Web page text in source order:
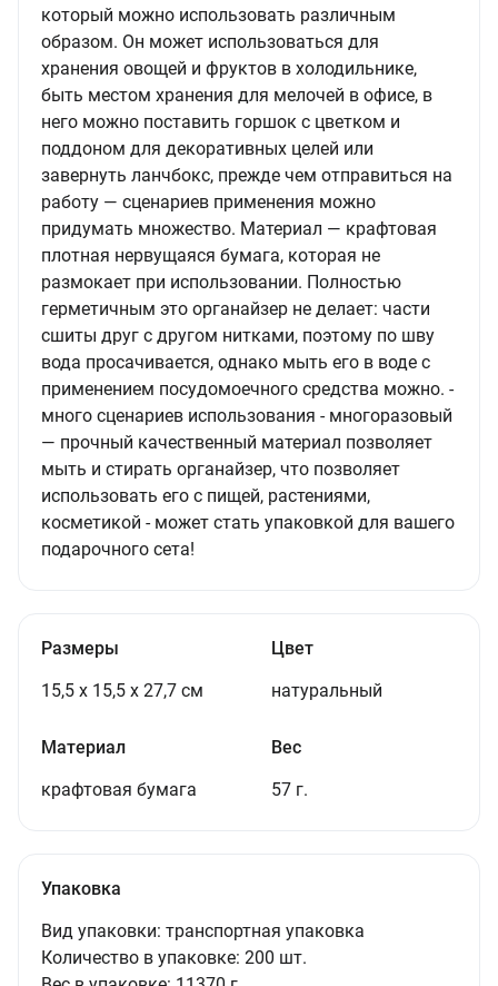
который можно использовать различным
образом. Он может использоваться для
хранения овощей и фруктов в холодильнике,
быть местом хранения для мелочей в офисе, в
него можно поставить горшок с цветком и
поддоном для декоративных целей или
завернуть ланчбокс, прежде чем отправиться на
работу — сценариев применения можно
придумать множество. Материал — крафтовая
плотная нервущаяся бумага, которая не
размокает при использовании. Полностью
герметичным это органайзер не делает: части
сшиты друг с другом нитками, поэтому по шву
вода просачивается, однако мыть его в воде с
применением посудомоечного средства можно. -
много сценариев использования - многоразовый
— прочный качественный материал позволяет
мыть и стирать органайзер, что позволяет
использовать его с пищей, растениями,
косметикой - может стать упаковкой для вашего
подарочного сета!
Размеры
15,5 х 15,5 х 27,7 см
Цвет
натуральный
Материал
крафтовая бумага
Вес
57 г.
Упаковка
Вид упаковки: транспортная упаковка
Количество в упаковке: 200 шт.